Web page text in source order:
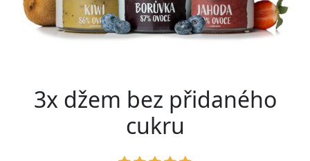
3x džem bez přidaného
cukru